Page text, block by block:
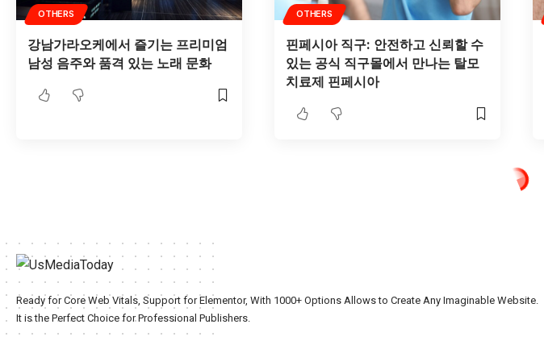
OTHERS
강남가라오케에서 즐기는 프리미엄
남성 음주와 품격 있는 노래 문화
OTHERS
핀페시아 직구: 안전하고 신뢰할 수
있는 공식 직구몰에서 만나는 탈모
치료제 핀페시아
Ready for Core Web Vitals, Support for Elementor, With 1000+ Options Allows to Create Any Imaginable Website.
It is the Perfect Choice for Professional Publishers.